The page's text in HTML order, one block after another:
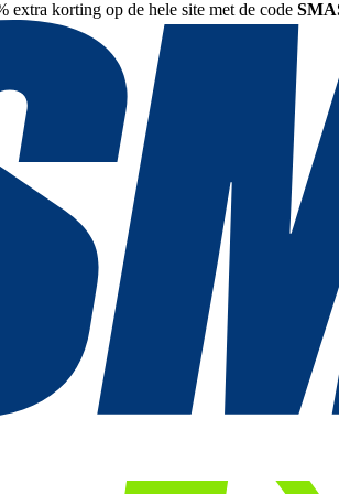
extra korting op de hele site met de code